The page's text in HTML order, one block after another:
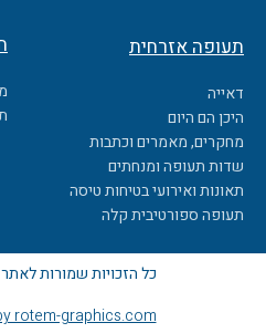
תעופה אזרחית
דאייה
היכן הם היום
מחקרים, מאמרים וכתבות
שדות תעופה ומנחתים
תאונות ואירועי בטיחות טיסה
תעופה ספורטיבית קלה
כל הזכויות שמורות
rotem-graphics.com